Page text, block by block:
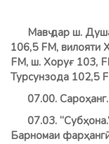
Мавҷ дар ш.
106,5 FM, вилояти
FM, ш. Хоруғ 103,
Турсунзода 102,5
07.00.
07.03.
Барномаи